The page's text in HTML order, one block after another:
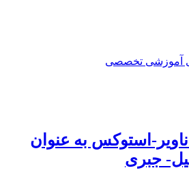
آموزشی تخصصی
استوکس به عنوان
جبری